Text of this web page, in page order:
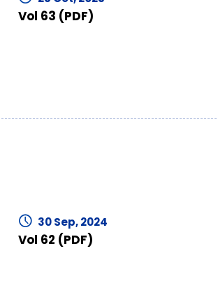
Vol 63 (PDF)
30 Sep, 2024
Vol 62 (PDF)